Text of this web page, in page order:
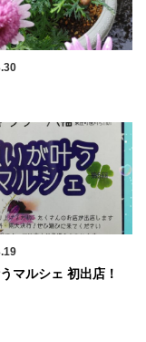
マルシェ 初出店！